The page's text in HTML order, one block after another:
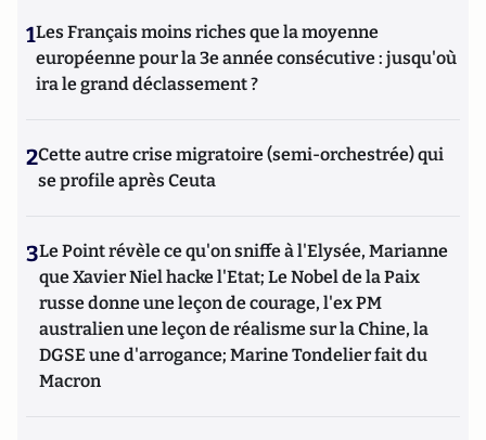
1Les Français moins riches que la moyenne
européenne pour la 3e année consécutive : jusqu'où
ira le grand déclassement ?
2Cette autre crise migratoire (semi-orchestrée) qui
se profile après Ceuta
3Le Point révèle ce qu'on sniffe à l'Elysée, Marianne
que Xavier Niel hacke l'Etat; Le Nobel de la Paix
russe donne une leçon de courage, l'ex PM
australien une leçon de réalisme sur la Chine, la
DGSE une d'arrogance; Marine Tondelier fait du
Macron